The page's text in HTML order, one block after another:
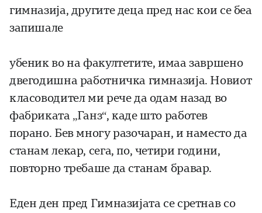
гимназија, другите деца пред нас кои се беа
запишале
убеник во на факултетите, имаа завршено
двегодишна работничка гимназија. Новиот
класоводител ми рече да одам назад во
фабриката „Ганз“, каде што работев
порано. Бев многу разочаран, и наместо да
станам лекар, сега, по, четири години,
повторно требаше да станам бравар.
Еден ден пред Гимназијата се сретнав со